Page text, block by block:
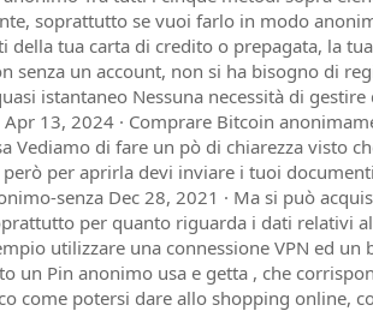
soprattutto se vuoi farlo in modo
tua carta di credito o prepagata, la
senza un account, non si ha bisogno di
istantaneo Nessuna necessità di gestire
13, 2024 · Comprare Bitcoin
Vediamo di fare un pò di chiarezza visto
per aprirla devi inviare i tuoi
senza Dec 28, 2021 · Ma si può
per quanto riguarda i dati relativi
utilizzare una connessione VPN ed un
un Pin anonimo usa e getta , che
come potersi dare allo shopping online,